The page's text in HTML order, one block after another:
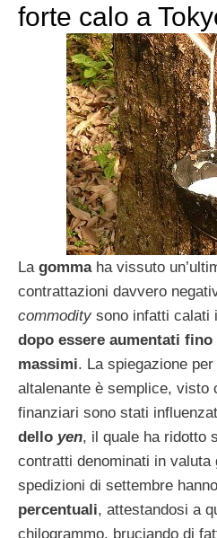
forte calo a
La gommaha vissuto
contrattazioni davvero
commodity sono infatti calati
dopo essere aumentati
massimi. La spiegazione
altalenante è semplice, visto
finanziari sono stati
dello yen, il quale ha ridotto
contratti denominati in valuta
spedizioni di settembre
percentuali, attestandosi a
chilogrammo, bruciando di